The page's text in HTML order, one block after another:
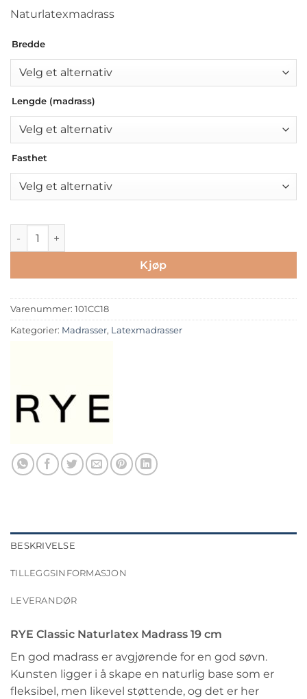
34
Naturlatexmadrass
Bredde
Lengde (madrass)
Fasthet
RYE Classic Naturlatex Madrass 19 cm antall
Kjøp
Varenummer: 101CC18
Kategorier: Madrasser, Latexmadrasser
BESKRIVELSE
TILLEGGSINFORMASJON
LEVERANDØR
RYE Classic Naturlatex Madrass 19 cm
En god madrass er avgjørende for en god søvn.
Kunsten ligger i å skape en naturlig base som er
fleksibel, men likevel støttende, og det er her